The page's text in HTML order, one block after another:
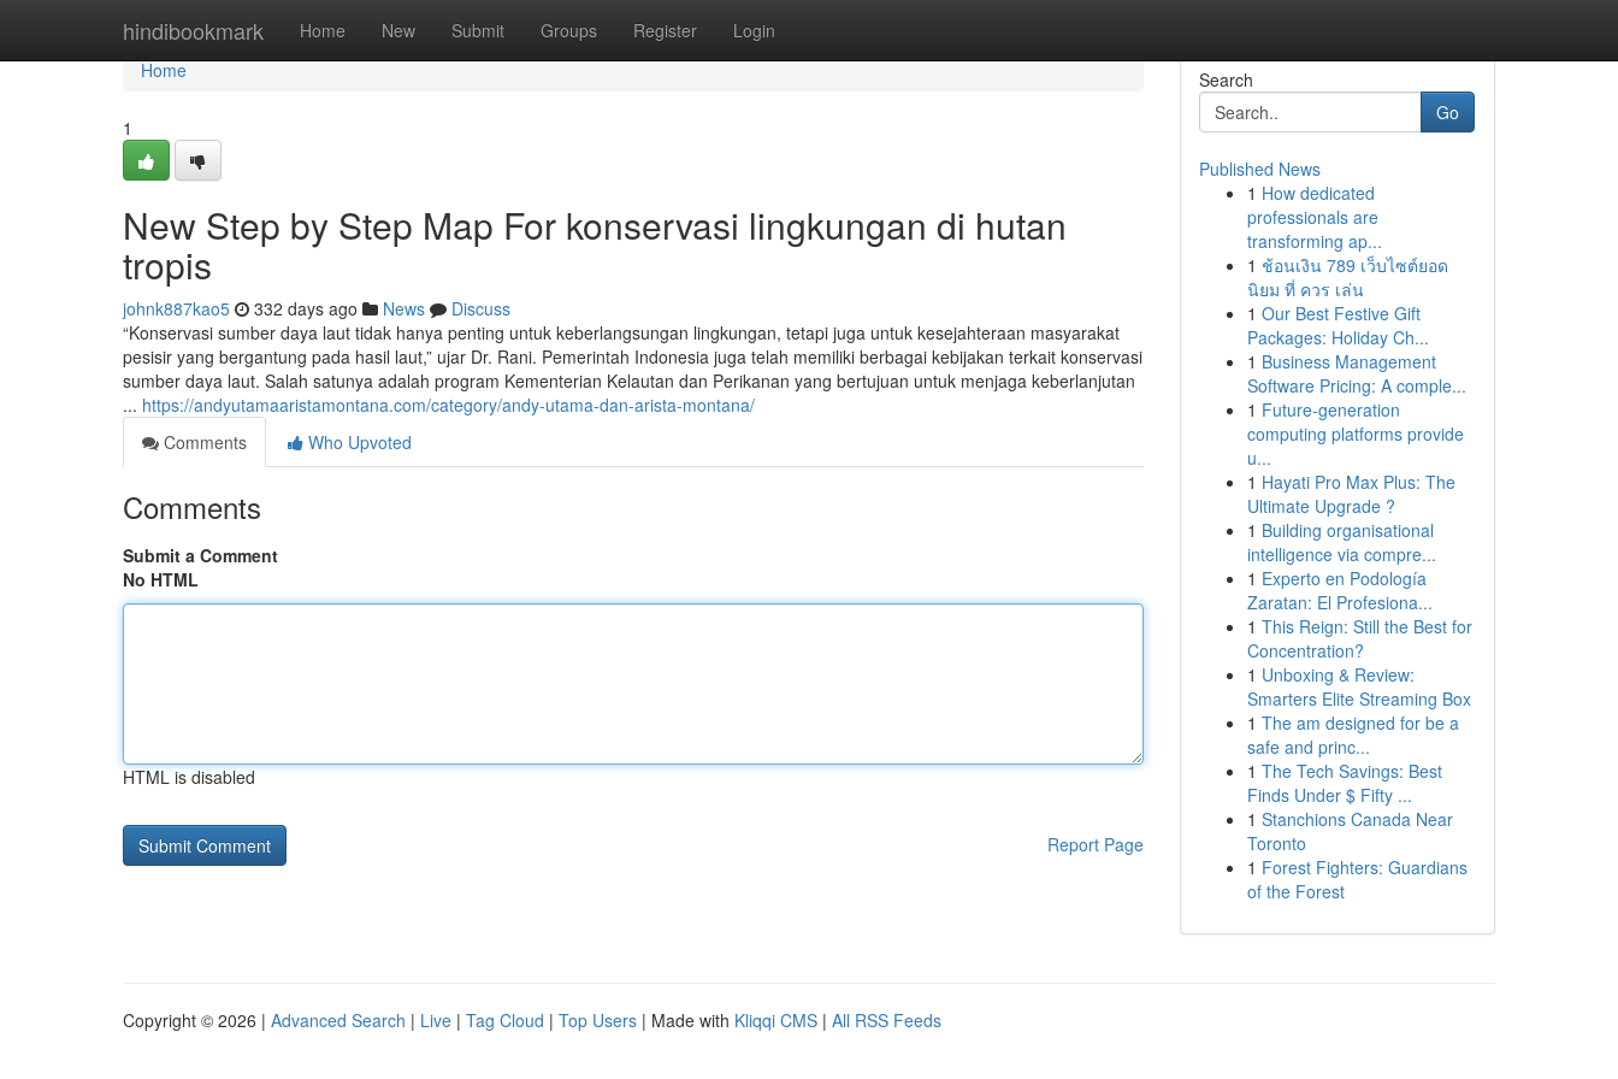
hindibookmark Home New Submit Groups Register Login
Home
Home
1
New Step by Step Map For konservasi lingkungan di hutan
tropis
johnk887kao5 332 days ago News
Discuss
“Konservasi sumber daya laut tidak hanya penting untuk keberlangsungan lingkungan, tetapi juga untuk kesejahteraan masyarakat
pesisir yang bergantung pada hasil laut,” ujar Dr. Rani. Pemerintah Indonesia juga telah memiliki berbagai kebijakan terkait konservasi
sumber daya laut. Salah satunya adalah program Kementerian Kelautan dan Perikanan yang bertujuan untuk menjaga keberlanjutan
... https://andyutamaaristamontana.com/category/andy-utama-dan-arista-montana/
Comments
Who Upvoted
Comments
Submit a Comment
No HTML
HTML is disabled
Report Page
Search
Go
Published News
1 How dedicated
professionals are
transforming ap...
1 ช้อนเงิน 789 เว็บไซต์ยอด
นิยม ที่ ควร เล่น
1 Our Best Festive Gift
Packages: Holiday Ch...
1 Business Management
Software Pricing: A comple...
1 Future-generation
computing platforms provide
u...
1 Hayati Pro Max Plus: The
Ultimate Upgrade ?
1 Building organisational
intelligence via compre...
1 Experto en Podología
Zaratan: El Profesiona...
1 This Reign: Still the Best for
Concentration?
1 Unboxing & Review:
Smarters Elite Streaming Box
1 The am designed for be a
safe and princ...
1 The Tech Savings: Best
Finds Under $ Fifty ...
1 Stanchions Canada Near
Toronto
1 Forest Fighters: Guardians
of the Forest
Copyright © 2026 | Advanced Search | Live | Tag Cloud | Top Users | Made with Kliqqi CMS | All RSS Feeds